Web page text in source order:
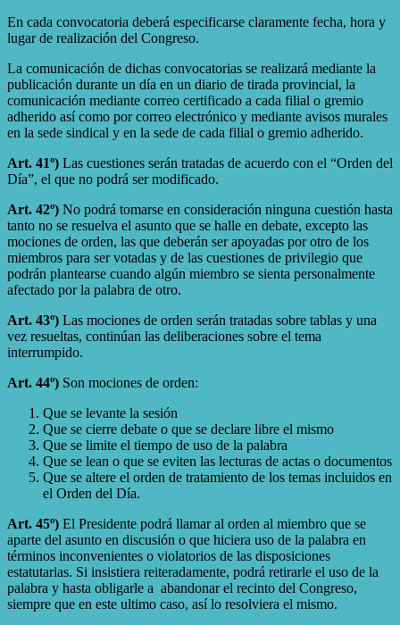
En cada convocatoria deberá especificarse claramente fecha, hora y
lugar de realización del Congreso.
La comunicación de dichas convocatorias se realizará mediante la
publicación durante un día en un diario de tirada provincial, la
comunicación mediante correo certificado a cada filial o gremio
adherido así como por correo electrónico y mediante avisos murales
en la sede sindical y en la sede de cada filial o gremio adherido.
Art. 41º) Las cuestiones serán tratadas de acuerdo con el “Orden del
Día”, el que no podrá ser modificado.
Art. 42º) No podrá tomarse en consideración ninguna cuestión hasta
tanto no se resuelva el asunto que se halle en debate, excepto las
mociones de orden, las que deberán ser apoyadas por otro de los
miembros para ser votadas y de las cuestiones de privilegio que
podrán plantearse cuando algún miembro se sienta personalmente
afectado por la palabra de otro.
Art. 43º) Las mociones de orden serán tratadas sobre tablas y una
vez resueltas, continúan las deliberaciones sobre el tema
interrumpido.
Art. 44º) Son mociones de orden:
Que se levante la sesión
Que se cierre debate o que se declare libre el mismo
Que se limite el tiempo de uso de la palabra
Que se lean o que se eviten las lecturas de actas o documentos
Que se altere el orden de tratamiento de los temas incluidos en
el Orden del Día.
Art. 45º) El Presidente podrá llamar al orden al miembro que se
aparte del asunto en discusión o que hiciera uso de la palabra en
términos inconvenientes o violatorios de las disposiciones
estatutarias. Si insistiera reiteradamente, podrá retirarle el uso de la
palabra y hasta obligarle a abandonar el recinto del Congreso,
siempre que en este ultimo caso, así lo resolviera el mismo.